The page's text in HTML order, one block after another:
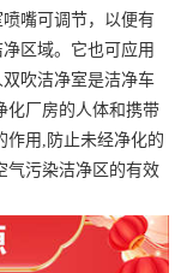
嘴可调节，以便有
区域。它也可应用
吹洁净室是洁净车
化厂房的人体和携带
作用,防止未经净化的
气污染洁净区的有效